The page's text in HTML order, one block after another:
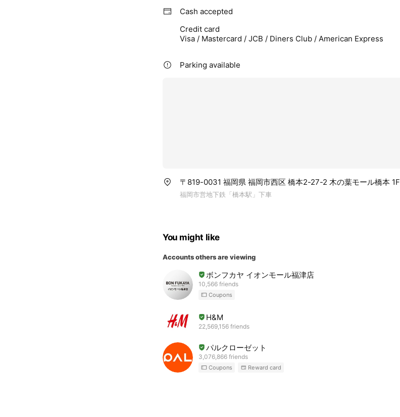
Cash accepted
Credit card
Visa / Mastercard / JCB / Diners Club / American Express
Parking available
〒819-0031 福岡県 福岡市西区 橋本2-27-2 木の葉モール橋本 1F
福岡市営地下鉄「橋本駅」下車
You might like
Accounts others are viewing
ボンフカヤ イオンモール福津店
10,566 friends
Coupons
H&M
22,569,156 friends
パルクローゼット
3,076,866 friends
Coupons Reward card